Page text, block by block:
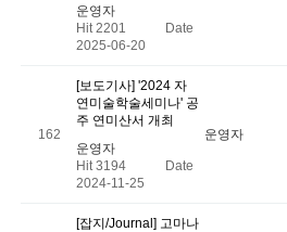
운영자
Hit 2201
Date
2025-06-20
162
[보도기사] '2024 자
연미술학술세미나' 공
주 연미산서 개최
운영자
Hit 3194
Date
2024-11-25
운영자
[잡지/Journal] 고마나